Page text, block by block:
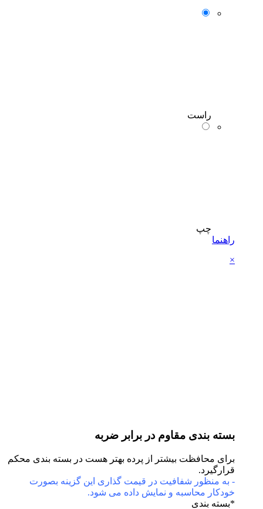
راست
چپ
راهنما
بسته بندی مقاوم در برابر ضربه
برای محافظت بیشتر از پرده بهتر هست در بسته بندی محکم
قرارگیرد.
- به منظور شفافیت در قیمت گذاری این گزینه بصورت
خودکار محاسبه و نمایش داده می شود.
بسته بندی